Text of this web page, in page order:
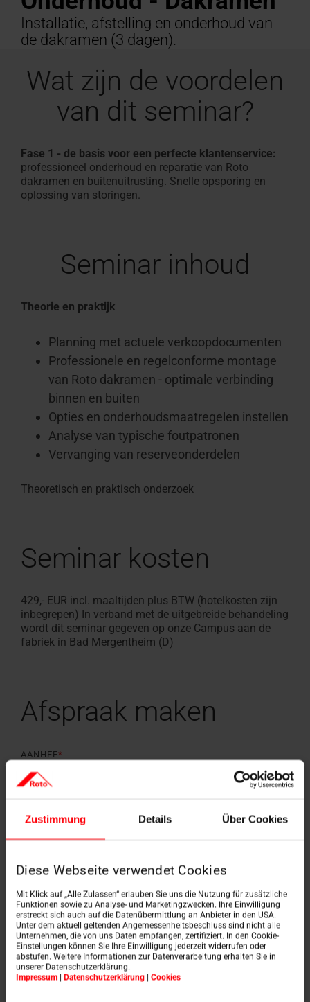
Zustimmung Details Über Cookies
Diese Webseite verwendet Cookies
Mit Klick auf „Alle Zulassen“ erlauben Sie uns die Nutzung für zusätzliche
Funktionen sowie zu Analyse- und Marketingzwecken. Ihre Einwilligung
erstreckt sich auch auf die Datenübermittlung an Anbieter in den USA.
Unter dem aktuell geltenden Angemessenheitsbeschluss sind nicht alle
Unternehmen, die von uns Daten empfangen, zertifiziert. In den Cookie-
Einstellungen können Sie Ihre Einwilligung jederzeit widerrufen oder
abstufen. Weitere Informationen zur Datenverarbeitung erhalten Sie in
unserer Datenschutzerklärung.
Impressum | Datenschutzerklärung | Cookies
aanvragen
professionals
Vind ambachtslieden in
buurt
Plat
dakraam
toepassingsvensters
Accessoires
verbindingsproducten
Uitrusting
van
Dakramen
vinden
100% PVC multikamerprofiel
Raambekleding binnen
vinden
Configurator voor
maat
Service
experts
Seminars
op de
campus
Vind ambachtslieden in de
buurt
Klantenservice
Voor dakramen &
Download gebied
Technische documenten,
Veelgestelde vragen en
antwoorden
Overzicht
Installatie, afstelling en onderhoud van
de dakramen (3 dagen).
Wat zijn de voordelen
van dit seminar?
Fase 1 - de basis voor een perfecte klantenservice:
professioneel onderhoud en reparatie van Roto
dakramen en buitenuitrusting. Snelle opsporing en
oplossing van storingen.
Seminar inhoud
Theorie en praktijk
Planning met actuele verkoopdocumenten
Professionele en regelconforme montage
van Roto dakramen - optimale verbinding
binnen en buiten
Opties en onderhoudsmaatregelen instellen
Analyse van typische foutpatronen
Vervanging van reserveonderdelen
Theoretisch en praktisch onderzoek
Seminar kosten
429,- EUR incl. maaltijden plus BTW (hotelkosten zijn
inbegrepen) In verband met de uitgebreide behandeling
wordt dit seminar gegeven op onze Campus aan de
fabriek in Bad Mergentheim (D)
Afspraak maken
AANHEF*
VOORNAAM*
TYPE GEBRUIKER*